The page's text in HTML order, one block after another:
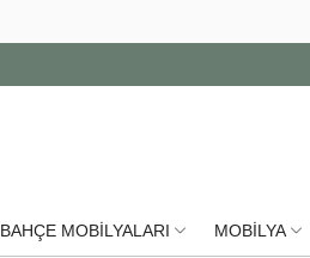
BAHÇE MOBİLYALARI MOBİLYA